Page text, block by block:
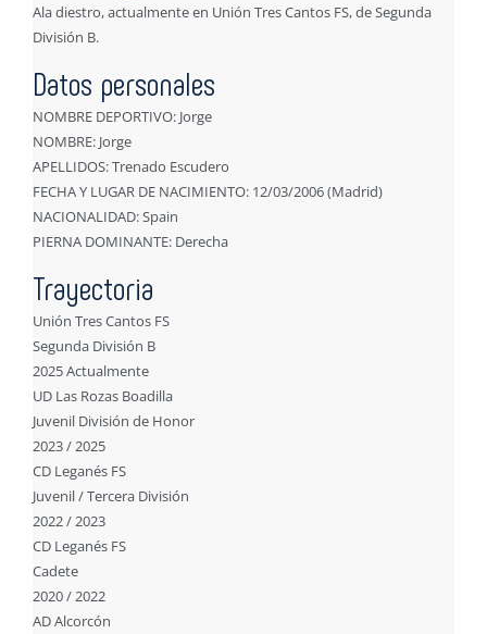
Ala diestro, actualmente en Unión Tres Cantos FS, de Segunda
División B.
Datos personales
NOMBRE DEPORTIVO: Jorge
NOMBRE: Jorge
APELLIDOS: Trenado Escudero
FECHA Y LUGAR DE NACIMIENTO: 12/03/2006 (Madrid)
NACIONALIDAD: Spain
PIERNA DOMINANTE: Derecha
Trayectoria
Unión Tres Cantos FS
Segunda División B
2025 Actualmente
UD Las Rozas Boadilla
Juvenil División de Honor
2023 / 2025
CD Leganés FS
Juvenil / Tercera División
2022 / 2023
CD Leganés FS
Cadete
2020 / 2022
AD Alcorcón